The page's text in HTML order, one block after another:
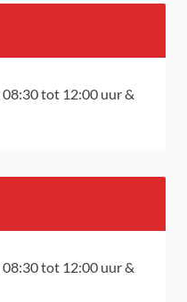
van
08:30tot 12:00 uur&
08:30tot 12:00 uur&